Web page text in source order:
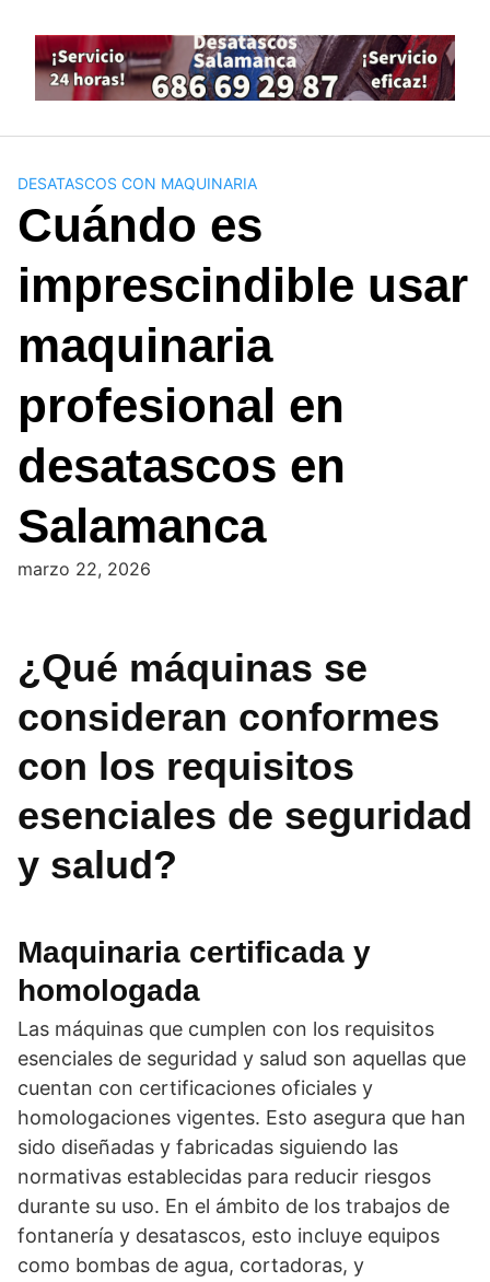
contenido
DESATASCOS CON MAQUINARIA
Cuándo es
imprescindible usar
maquinaria
profesional en
desatascos en
Salamanca
marzo 22, 2026
¿Qué máquinas se
consideran conformes
con los requisitos
esenciales de seguridad
y salud?
Maquinaria certificada y
homologada
Las máquinas que cumplen con los requisitos
esenciales de seguridad y salud son aquellas que
cuentan con certificaciones oficiales y
homologaciones vigentes. Esto asegura que han
sido diseñadas y fabricadas siguiendo las
normativas establecidas para reducir riesgos
durante su uso. En el ámbito de los trabajos de
fontanería y desatascos, esto incluye equipos
como bombas de agua, cortadoras, y